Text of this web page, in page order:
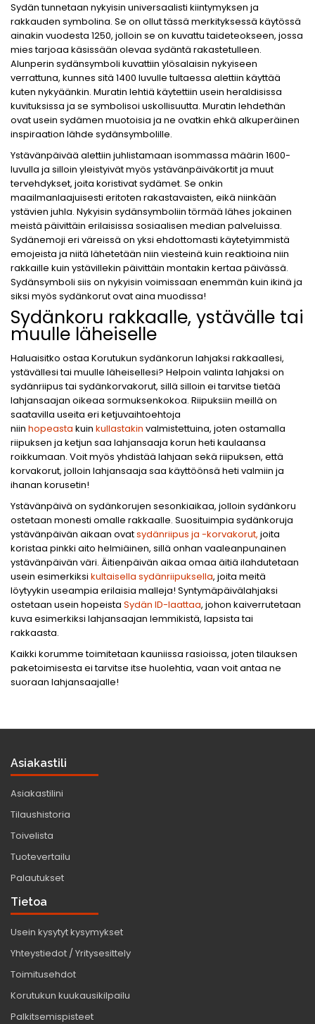
Sydän tunnetaan nykyisin universaalisti kiintymyksen ja
rakkauden symbolina. Se on ollut tässä merkityksessä käytössä
ainakin vuodesta 1250, jolloin se on kuvattu taideteokseen, jossa
mies tarjoaa käsissään olevaa sydäntä rakastetulleen.
Alunperin sydänsymboli kuvattiin ylösalaisin nykyiseen
verrattuna, kunnes sitä 1400 luvulle tultaessa alettiin käyttää
kuten nykyäänkin. Muratin lehtiä käytettiin usein heraldisissa
kuvituksissa ja se symbolisoi uskollisuutta. Muratin lehdethän
ovat usein sydämen muotoisia ja ne ovatkin ehkä alkuperäinen
inspiraation lähde sydänsymbolille.
Ystävänpäivää alettiin juhlistamaan isommassa määrin 1600-
luvulla ja silloin yleistyivät myös ystävänpäiväkortit ja muut
tervehdykset, joita koristivat sydämet. Se onkin
maailmanlaajuisesti eritoten rakastavaisten, eikä niinkään
ystävien juhla. Nykyisin sydänsymboliin törmää lähes jokainen
meistä päivittäin erilaisissa sosiaalisen median palveluissa.
Sydänemoji eri väreissä on yksi ehdottomasti käytetyimmistä
emojeista ja niitä lähetetään niin viesteinä kuin reaktioina niin
rakkaille kuin ystävillekin päivittäin montakin kertaa päivässä.
Sydänsymboli siis on nykyisin voimissaan enemmän kuin ikinä ja
siksi myös sydänkorut ovat aina muodissa!
Sydänkoru rakkaalle, ystävälle tai
muulle läheiselle
Haluaisitko ostaa Korutukun sydänkorun lahjaksi rakkaallesi,
ystävällesi tai muulle läheisellesi? Helpoin valinta lahjaksi on
sydänriipus tai sydänkorvakorut, sillä silloin ei tarvitse tietää
lahjansaajan oikeaa sormuksenkokoa. Riipuksiin meillä on
saatavilla useita eri ketjuvaihtoehtoja
niin hopeasta kuin kullastakin valmistettuina, joten ostamalla
riipuksen ja ketjun saa lahjansaaja korun heti kaulaansa
roikkumaan. Voit myös yhdistää lahjaan sekä riipuksen, että
korvakorut, jolloin lahjansaaja saa käyttöönsä heti valmiin ja
ihanan korusetin!
Ystävänpäivä on sydänkorujen sesonkiaikaa, jolloin sydänkoru
ostetaan monesti omalle rakkaalle. Suosituimpia sydänkoruja
ystävänpäivän aikaan ovatsydänriipus ja -korvakorut, joita
koristaa pinkki aito helmiäinen, sillä onhan vaaleanpunainen
ystävänpäivän väri. Äitienpäivän aikaa omaa äitiä ilahdutetaan
usein esimerkiksi kultaisella sydänriipuksella, joita meitä
löytyykin useampia erilaisia malleja! Syntymäpäivälahjaksi
ostetaan usein hopeista Sydän ID-laattaa, johon kaiverrutetaan
kuva esimerkiksi lahjansaajan lemmikistä, lapsista tai
rakkaasta.
Kaikki korumme toimitetaan kauniissa rasioissa, joten tilauksen
paketoimisesta ei tarvitse itse huolehtia, vaan voit antaa ne
suoraan lahjansaajalle!
Asiakastili
Asiakastilini
Tilaushistoria
Toivelista
Tuotevertailu
Palautukset
Tietoa
Usein kysytyt kysymykset
Yhteystiedot / Yritysesittely
Toimitusehdot
Korutukun kuukausikilpailu
Palkitsemispisteet